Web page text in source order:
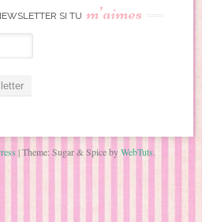
SI TU m’aimes
|Theme: Sugar & Spice byWebTuts.